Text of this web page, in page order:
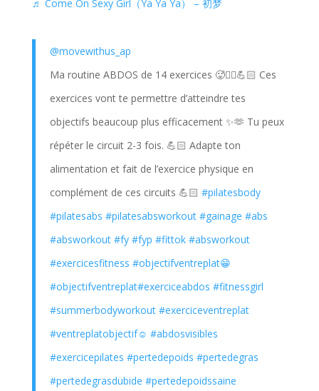
♬ Come On Sexy Girl（Ya Ya Ya） – 初梦
@movewithus_ap
Ma routine ABDOS de 14 exercices 🥵❤️‍🔥💪🏻 Ces
exercices vont te permettre d’atteindre tes
objectifs beaucoup plus efficacement ✨🫶 Tu peux
répéter le circuit 2-3 fois. 💪🏻 Adapte ton
alimentation et fait de l’exercice physique en
complément de ces circuits 💪🏻 #pilatesbody
#pilatesabs #pilatesabsworkout #gainage #abs
#absworkout #fy #fyp #fittok #absworkout
#exercicesfitness #objectifventreplat😁
#objectifventreplat#exerciceabdos #fitnessgirl
#summerbodyworkout #exerciceventreplat
#ventreplatobjectif☺️ #abdosvisibles
#exercicepilates #pertedepoids #pertedegras
#pertedegrasdubide #pertedepoidssaine